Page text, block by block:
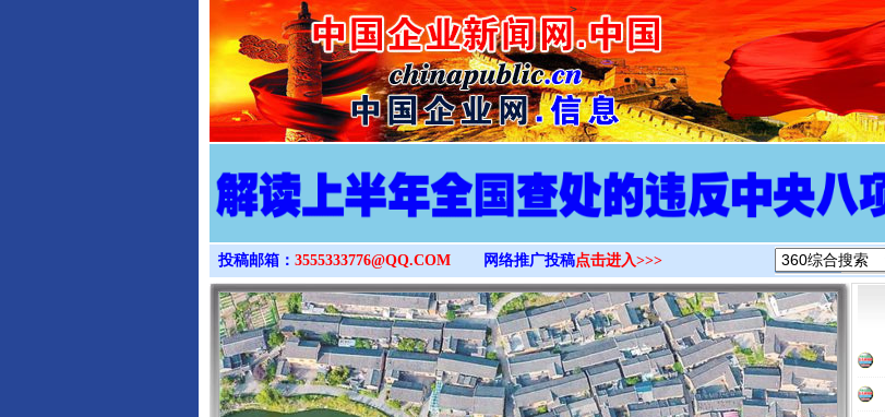
>
投稿邮箱： 3555333776@QQ.COM 网络推广投稿点击进入>>>